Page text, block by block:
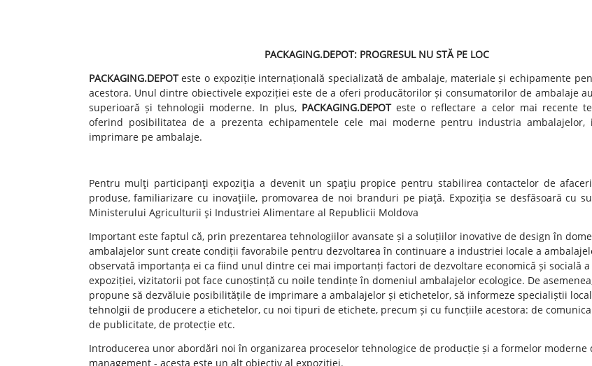
PACKAGING.DEPOT: PROGRESUL NU STĂ PE LOC
PACKAGING.DEPOTeste o expoziție internațională specializată de ambalaje, materiale și echipamente
acestora. Unul dintre obiectivele expoziției este de a oferi producătorilor și consumatorilor de ambalaje
superioară și tehnologii moderne. In plus, PACKAGING.DEPOT este o reflectare a celor mai recente
oferind posibilitatea de a prezenta echipamentele cele mai moderne pentru industria ambalajelor,
imprimare pe ambalaje.
Pentru mulţi participanţi expoziţia a devenit un spaţiu propice pentru stabilirea contactelor de
produse, familiarizare cu inovaţiile, promovarea de noi branduri pe piaţă. Expoziţia se desfăsoară cu
Ministerului Agriculturii şi Industriei Alimentare al Republicii Moldova
Important este faptul că, prin prezentarea tehnologiilor avansate și a soluțiilor inovative de design în
ambalajelor sunt create condiții favorabile pentru dezvoltarea în continuare a industriei locale a
observată importanța ei ca fiind unul dintre cei mai importanți factori de dezvoltare economică și socială
expoziției, vizitatorii pot face cunoștință cu noile tendințe în domeniul ambalajelor ecologice. De
propune să dezvăluie posibilitățile de imprimare a ambalajelor și etichetelor, să informeze specialiștii
tehnolgii de producere a etichetelor, cu noi tipuri de etichete, precum și cu funcțiile acestora: de
de publicitate, de protecție etc.
Introducerea unor abordări noi în organizarea proceselor tehnologice de producție și a formelor moderne
management - acesta este un alt obiectiv al expoziției.